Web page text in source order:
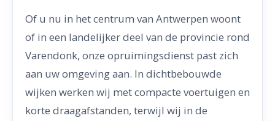
Of u nu in het centrum van Antwerpen woont
of in een landelijker deel van de provincie rond
Varendonk, onze opruimingsdienst past zich
aan uw omgeving aan. In dichtbebouwde
wijken werken wij met compacte voertuigen en
korte draagafstanden, terwijl wij in de